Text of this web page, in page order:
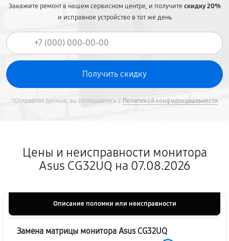
Закажите ремонт в нашем сервисном центре, и получитескидку 20%
и исправное устройство в тот же день
*Отправляя данные, вы соглашаетесь с Политикой конфиденциальности
Цены и неисправности монитора
Asus CG32UQ на 07.08.2026
Описание поломки или неисправности
Замена матрицы монитора Asus CG32UQ